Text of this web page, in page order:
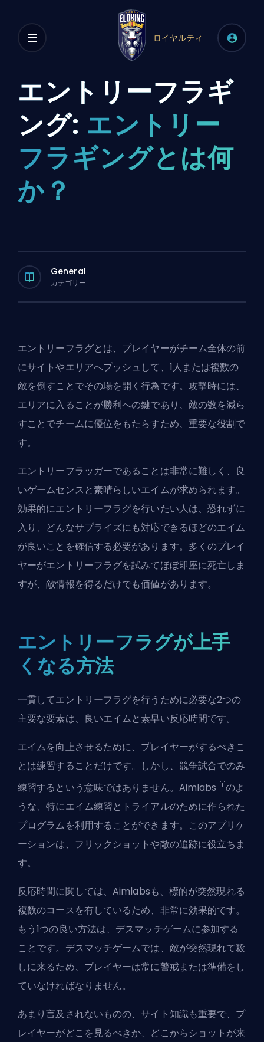
ロイヤルティ
エントリーフラギ
ング: エントリー
フラギングとは何
か？
General
カテゴリー
エントリーフラグとは、プレイヤーがチーム全体の前
にサイトやエリアへプッシュして、1人または複数の
敵を倒すことでその場を開く行為です。攻撃時には、
エリアに入ることが勝利への鍵であり、敵の数を減ら
すことでチームに優位をもたらすため、重要な役割で
す。
エントリーフラッガーであることは非常に難しく、良
いゲームセンスと素晴らしいエイムが求められます。
効果的にエントリーフラグを行いたい人は、恐れずに
入り、どんなサプライズにも対応できるほどのエイム
が良いことを確信する必要があります。多くのプレイ
ヤーがエントリーフラグを試みてほぼ即座に死亡しま
すが、敵情報を得るだけでも価値があります。
エントリーフラグが上手
くなる方法
一貫してエントリーフラグを行うために必要な2つの
主要な要素は、良いエイムと素早い反応時間です。
エイムを向上させるために、プレイヤーがするべきこ
とは練習することだけです。しかし、競争試合でのみ
練習するという意味ではありません。Aimlabs
[1] のよ
うな、特にエイム練習とトライアルのために作られた
プログラムを利用することができます。このアプリケ
ーションは、フリックショットや敵の追跡に役立ちま
す。
反応時間に関しては、Aimlabsも、標的が突然現れる
複数のコースを有しているため、非常に効果的です。
もう1つの良い方法は、デスマッチゲームに参加する
ことです。デスマッチゲームでは、敵が突然現れて殺
しに来るため、プレイヤーは常に警戒または準備をし
ていなければなりません。
あまり言及されないものの、サイト知識も重要で、プ
レイヤーがどこを見るべきか、どこからショットが来